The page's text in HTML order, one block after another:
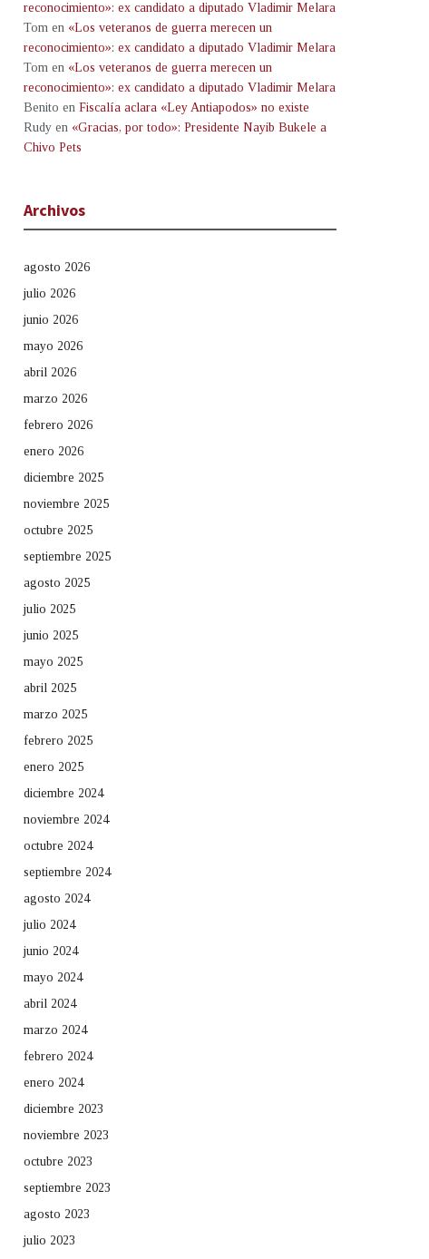
reconocimiento»: ex candidato a diputado Vladimir Melara
Tom en «Los veteranos de guerra merecen un
reconocimiento»: ex candidato a diputado Vladimir Melara
Tom en «Los veteranos de guerra merecen un
reconocimiento»: ex candidato a diputado Vladimir Melara
Benito en Fiscalía aclara «Ley Antiapodos» no existe
Rudy en «Gracias, por todo»: Presidente Nayib Bukele a
Chivo Pets
Archivos
agosto 2026
julio 2026
junio 2026
mayo 2026
abril 2026
marzo 2026
febrero 2026
enero 2026
diciembre 2025
noviembre 2025
octubre 2025
septiembre 2025
agosto 2025
julio 2025
junio 2025
mayo 2025
abril 2025
marzo 2025
febrero 2025
enero 2025
diciembre 2024
noviembre 2024
octubre 2024
septiembre 2024
agosto 2024
julio 2024
junio 2024
mayo 2024
abril 2024
marzo 2024
febrero 2024
enero 2024
diciembre 2023
noviembre 2023
octubre 2023
septiembre 2023
agosto 2023
julio 2023